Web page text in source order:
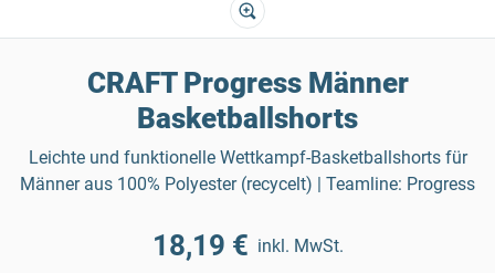
CRAFT Progress Männer
Basketballshorts
Leichte und funktionelle Wettkampf-Basketballshorts für
Männer aus 100% Polyester (recycelt) | Teamline: Progress
18,19 € inkl. MwSt.